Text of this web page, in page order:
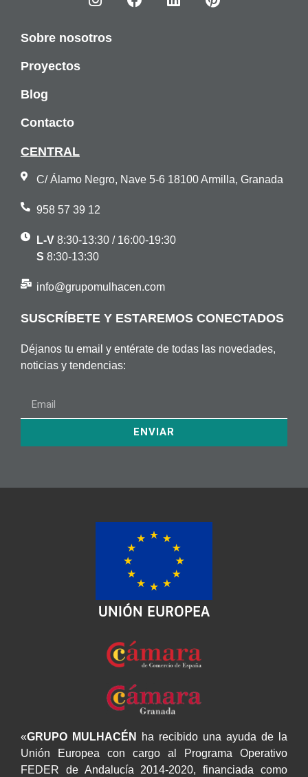
Sobre nosotros
Proyectos
Blog
Contacto
CENTRAL
C/ Álamo Negro, Nave 5-6 18100 Armilla, Granada
958 57 39 12
L-V8:30-13:30 / 16:00-19:30
S 8:30-13:30
info@grupomulhacen.com
SUSCRÍBETE Y ESTAREMOS CONECTADOS
Déjanos tu email y entérate de todas las novedades,
noticias y tendencias:
ENVIAR
«GRUPO MULHACÉN
ha recibido una ayuda de la
Unión Europea con cargo al Programa Operativo
FEDER de Andalucía 2014-2020, financiada como